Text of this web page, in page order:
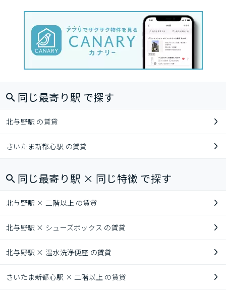
同じ最寄り駅 で探す
北与野駅 の賃貸
さいたま新都心駅 の賃貸
同じ最寄り駅 × 同じ特徴 で探す
北与野駅 × 二階以上 の賃貸
北与野駅 × シューズボックス の賃貸
北与野駅 × 温水洗浄便座 の賃貸
さいたま新都心駅 × 二階以上 の賃貸